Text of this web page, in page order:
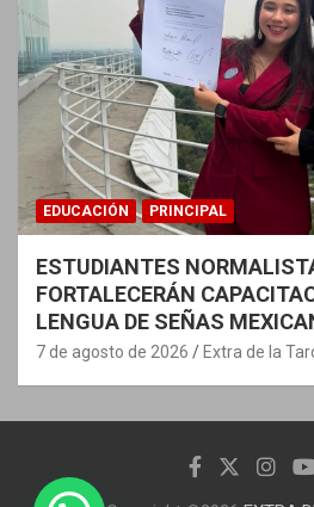
EDUCACIÓN PRINCIPAL
ESTUDIANTES
FORTALECERÁN
LENGUA DE SEÑAS
7 de agosto de 2026 Extra de la